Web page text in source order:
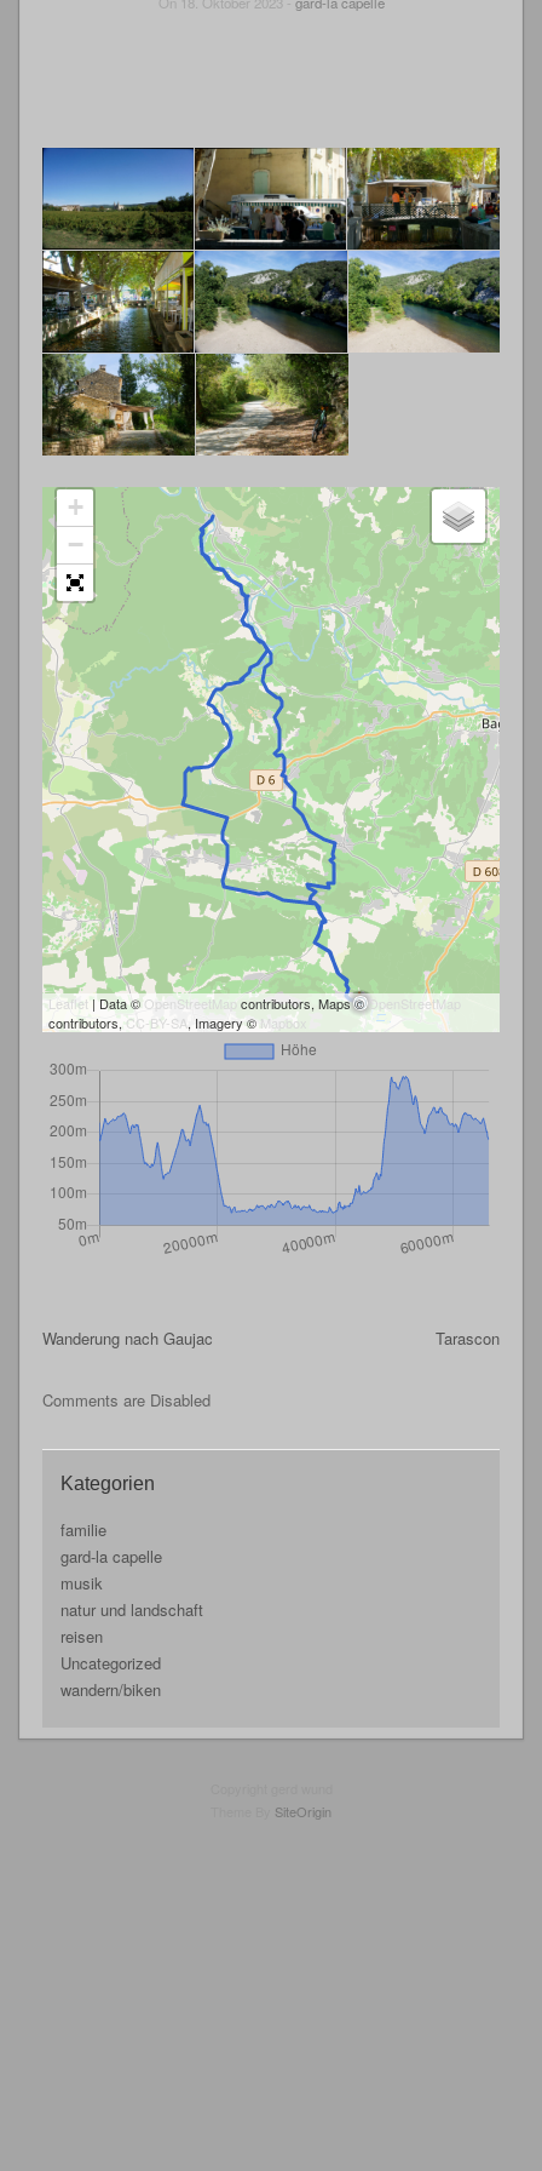
+
−
Leaflet | Data © OpenStreetMapcontributors, Maps ©OpenStreetMap
contributors, CC-BY-SA, Imagery © Mapbox
Tarascon
Wanderung nach Gaujac
Comments are Disabled
Kategorien
familie
gard-la capelle
musik
natur und landschaft
reisen
Uncategorized
wandern/biken
SiteOrigin